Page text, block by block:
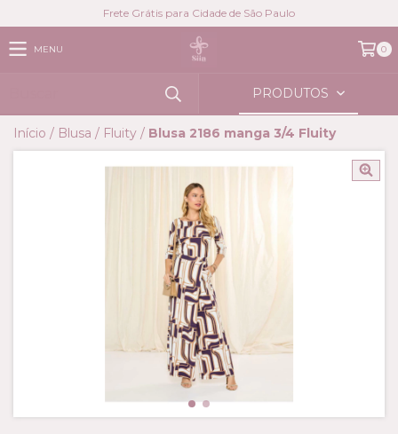
Frete Grátis para Cidade de São Paulo
MENU 0
PRODUTOS
Início / Blusa / Fluity / Blusa 2186 manga 3/4 Fluity